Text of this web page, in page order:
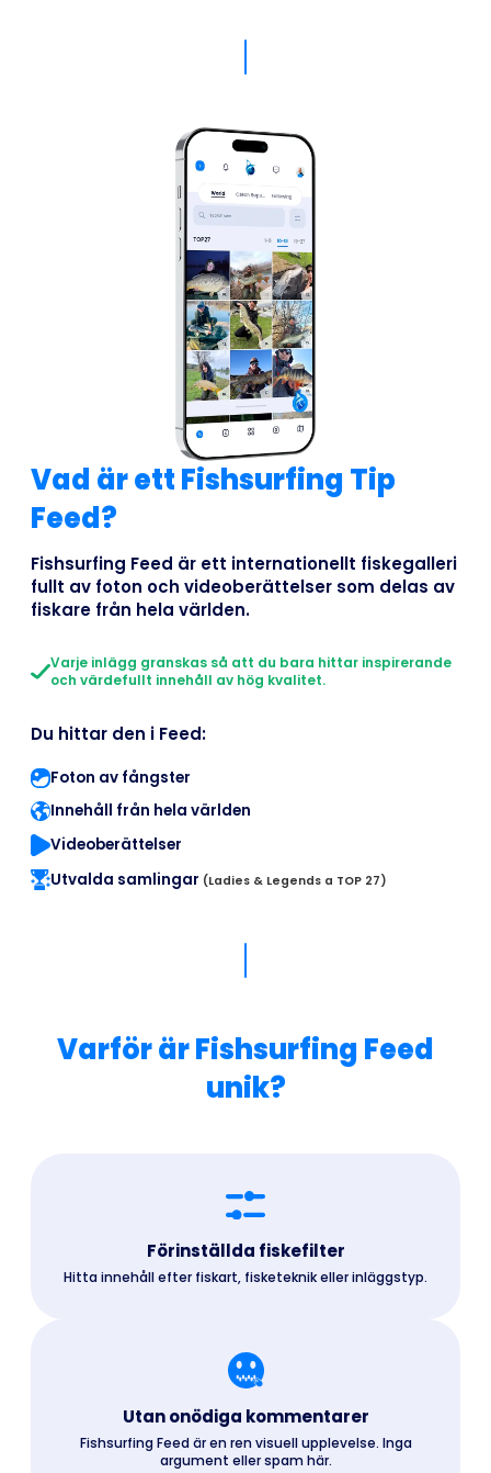
Vad är ett Fishsurfing Tip
Feed?
Fishsurfing Feed är ett internationellt fiskegalleri
fullt av foton och videoberättelser som delas av
fiskare från hela världen.
Varje inlägg granskas så att du bara hittar inspirerande
och värdefullt innehåll av hög kvalitet.
Du hittar den i Feed:
Foton av fångster
Innehåll från hela världen
Videoberättelser
Utvalda samlingar (Ladies & Legends a TOP 27)
Varför är Fishsurfing Feed
unik?
Förinställda fiskefilter
Hitta innehåll efter fiskart, fisketeknik eller inläggstyp.
Utan onödiga kommentarer
Fishsurfing Feed är en ren visuell upplevelse. Inga
argument eller spam här.